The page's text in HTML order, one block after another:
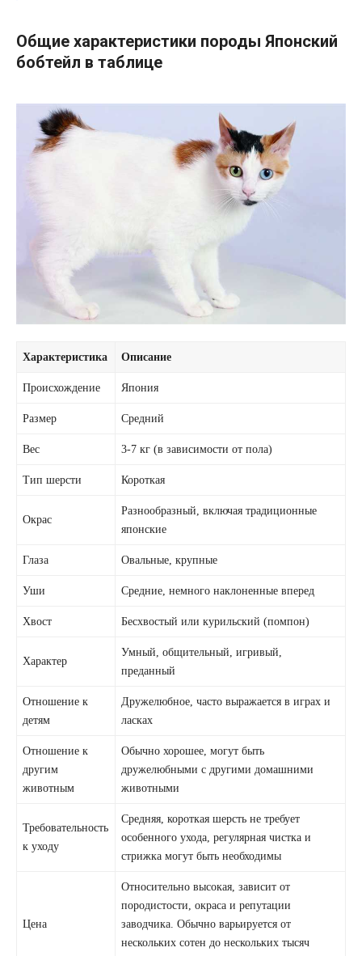
Общие характеристики породы Японский
бобтейл в таблице
Характеристика Описание
Происхождение Япония
Размер Средний
Вес 3-7 кг (в зависимости от пола)
Тип шерсти Короткая
Окрас
Разнообразный, включая традиционные
японские
Глаза Овальные, крупные
Уши Средние, немного наклоненные вперед
Хвост Бесхвостый или курильский (помпон)
Характер
Умный, общительный, игривый,
преданный
Отношение к
детям
Дружелюбное, часто выражается в играх и
ласках
Отношение к
другим
животным
Обычно хорошее, могут быть
дружелюбными с другими домашними
животными
Требовательность
к уходу
Средняя, короткая шерсть не требует
особенного ухода, регулярная чистка и
стрижка могут быть необходимы
Цена
Относительно высокая, зависит от
породистости, окраса и репутации
заводчика. Обычно варьируется от
нескольких сотен до нескольких тысяч